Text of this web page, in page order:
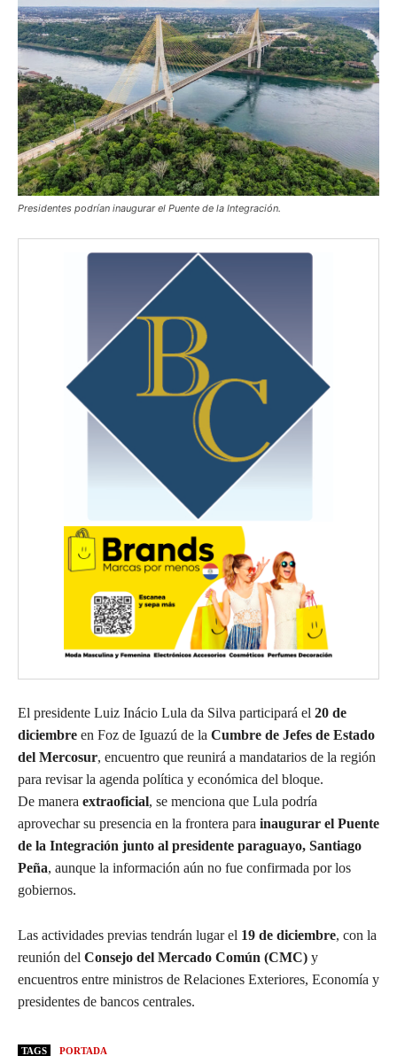
Presidentes podrían inaugurar el Puente de la Integración.
El presidente Luiz Inácio Lula da Silva participará el 20 de
diciembre en Foz de Iguazú de la Cumbre de Jefes de Estado
del Mercosur, encuentro que reunirá a mandatarios de la región
para revisar la agenda política y económica del bloque.
De manera extraoficial, se menciona que Lula podría
aprovechar su presencia en la frontera para inaugurar el Puente
de la Integración junto al presidente paraguayo, Santiago
Peña, aunque la información aún no fue confirmada por los
gobiernos.
Las actividades previas tendrán lugar el 19 de diciembre, con la
reunión del Consejo del Mercado Común (CMC) y
encuentros entre ministros de Relaciones Exteriores, Economía y
presidentes de bancos centrales.
TAGS PORTADA